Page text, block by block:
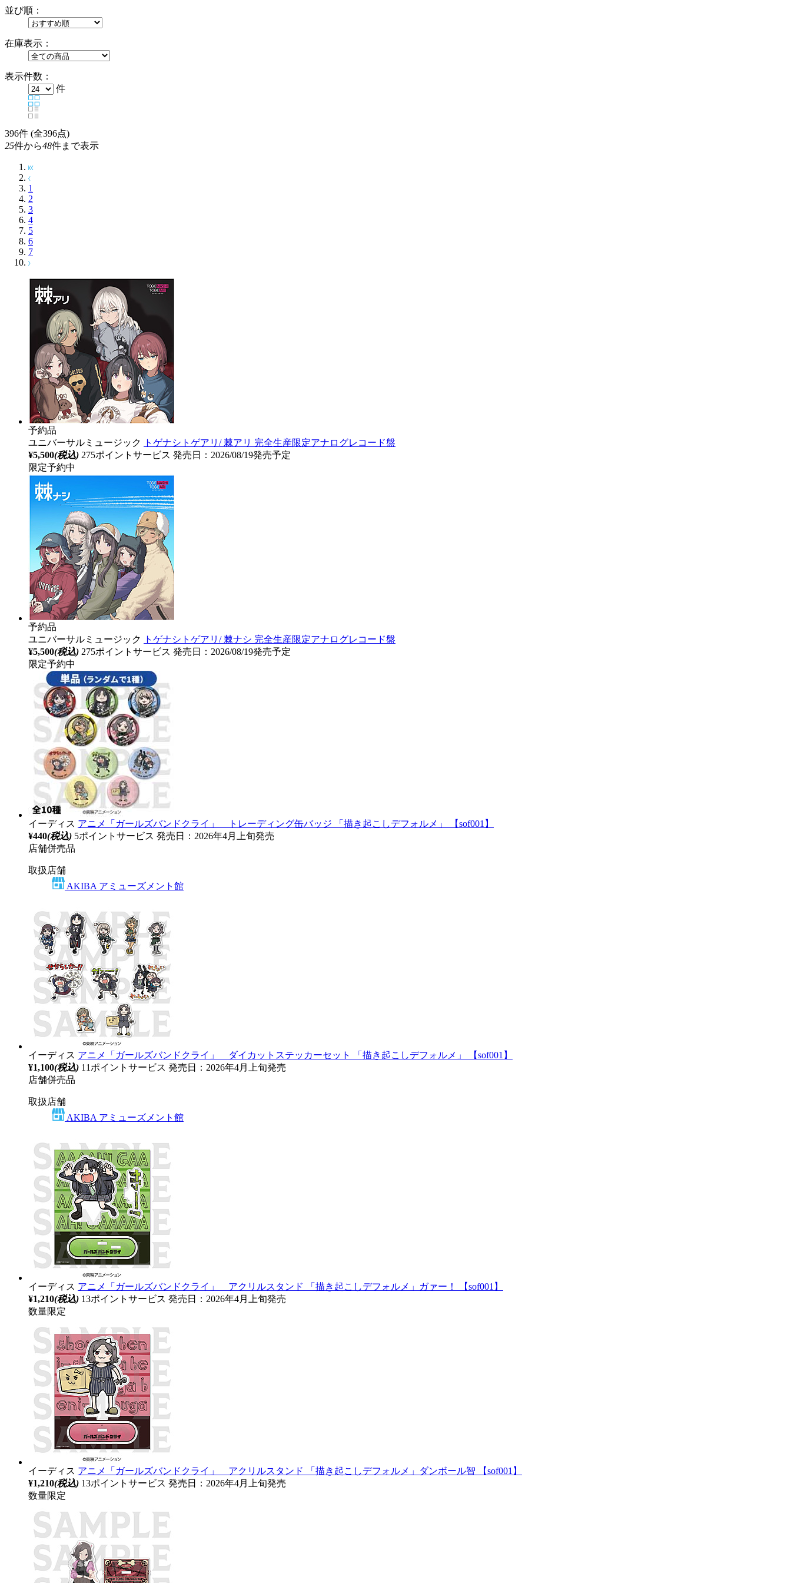
並び順：
在庫表示：
表示件数：
件
396件 (全396点)
25件から48件まで表示
1
2
3
4
5
6
7
予約品
ユニバーサルミュージック
トゲナシトゲアリ/ 棘アリ 完全生産限定アナログレコード盤
¥5,500(税込) 275ポイントサービス 発売日：2026/08/19発売予定
限定予約中
予約品
ユニバーサルミュージック
トゲナシトゲアリ/ 棘ナシ 完全生産限定アナログレコード盤
¥5,500(税込) 275ポイントサービス 発売日：2026/08/19発売予定
限定予約中
イーディス アニメ「ガールズバンドクライ」 トレーディング缶バッジ 「描き起こしデフォルメ」 【sof001】
¥440(税込) 5ポイントサービス 発売日：2026年4月上旬発売
店舗併売品
取扱店舗
AKIBA アミューズメント館
イーディス アニメ「ガールズバンドクライ」 ダイカットステッカーセット 「描き起こしデフォルメ」 【sof001】
¥1,100(税込) 11ポイントサービス 発売日：2026年4月上旬発売
店舗併売品
取扱店舗
AKIBA アミューズメント館
イーディス アニメ「ガールズバンドクライ」 アクリルスタンド 「描き起こしデフォルメ」ガァー！ 【sof001】
¥1,210(税込) 13ポイントサービス 発売日：2026年4月上旬発売
数量限定
イーディス アニメ「ガールズバンドクライ」 アクリルスタンド 「描き起こしデフォルメ」ダンボール智 【sof001】
¥1,210(税込) 13ポイントサービス 発売日：2026年4月上旬発売
数量限定